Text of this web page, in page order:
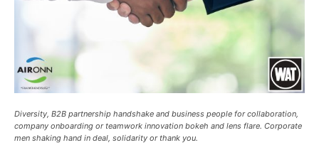
Diversity, B2B partnership handshake and business people for collaboration,
company onboarding or teamwork innovation bokeh and lens flare. Corporate
men shaking hand in deal, solidarity or thank you.